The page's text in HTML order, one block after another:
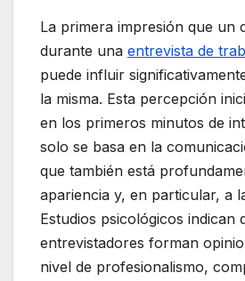
La primera impresión que un
durante una entrevista de
puede influir
la misma. Esta percepción
en los primeros minutos de
solo se basa en la
que también está
apariencia y, en particular, a
Estudios psicológicos indican
entrevistadores forman
nivel de profesionalismo,